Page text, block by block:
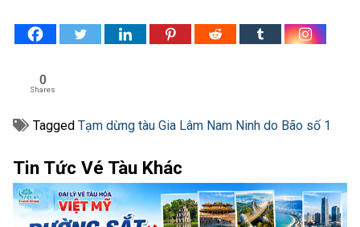
0
Shares
Tagged Tạm dừng tàu Gia Lâm Nam Ninh do Bão số 1
Tin Tức Vé Tàu Khác